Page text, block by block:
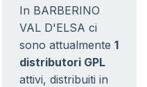
In BARBERINO
VAL D'ELSA ci
sono attualmente 1
distributori GPL
attivi, distribuiti in